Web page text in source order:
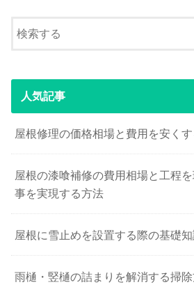
人気記事
屋根修理の価格相場と費用を安く
屋根の漆喰補修の費用相場と工程
事を実現する方法
屋根に雪止めを設置する際の基礎
雨樋・竪樋の詰まりを解消する掃